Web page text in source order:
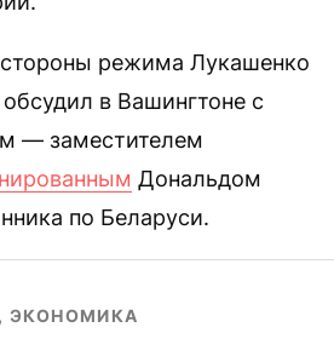
стороны режима Лукашенко
в Вашингтоне с
— заместителем
Дональдом
по Беларуси.
ЭКОНОМИКА